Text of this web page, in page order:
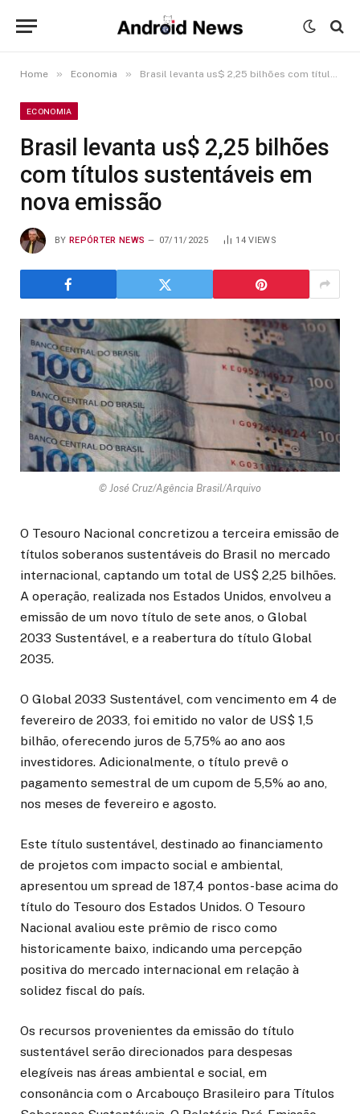
Home » Economia » Brasil levanta us$ 2,25 bilhões com títulos sustentáveis em nova emissão
ECONOMIA
Brasil levanta us$ 2,25 bilhões
com títulos sustentáveis em
nova emissão
BY REPÓRTER NEWS 07/11/2025 14VIEWS
© José Cruz/Agência Brasil/Arquivo
O Tesouro Nacional concretizou a terceira emissão de
títulos soberanos sustentáveis do Brasil no mercado
internacional, captando um total de US$ 2,25 bilhões.
A operação, realizada nos Estados Unidos, envolveu a
emissão de um novo título de sete anos, o Global
2033 Sustentável, e a reabertura do título Global
2035.
O Global 2033 Sustentável, com vencimento em 4 de
fevereiro de 2033, foi emitido no valor de US$ 1,5
bilhão, oferecendo juros de 5,75% ao ano aos
investidores. Adicionalmente, o título prevê o
pagamento semestral de um cupom de 5,5% ao ano,
nos meses de fevereiro e agosto.
Este título sustentável, destinado ao financiamento
de projetos com impacto social e ambiental,
apresentou um spread de 187,4 pontos-base acima do
título do Tesouro dos Estados Unidos. O Tesouro
Nacional avaliou este prêmio de risco como
historicamente baixo, indicando uma percepção
positiva do mercado internacional em relação à
solidez fiscal do país.
Os recursos provenientes da emissão do título
sustentável serão direcionados para despesas
elegíveis nas áreas ambiental e social, em
consonância com o Arcabouço Brasileiro para Títulos